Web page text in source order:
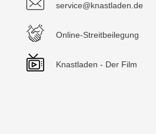
service@knastladen.de
Online-Streitbeilegung
Knastladen - Der Film